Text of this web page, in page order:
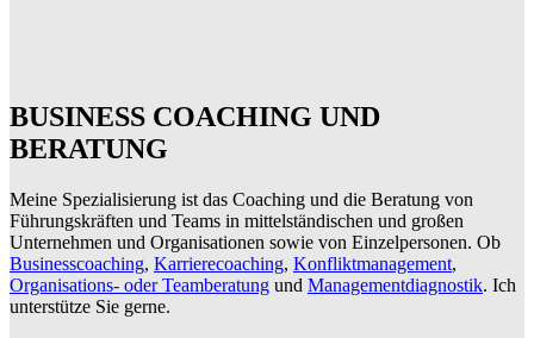
BUSINESS COACHING UND
BERATUNG
Meine Spezialisierung ist das Coaching und die Beratung von
Führungskräften und Teams in mittelständischen und großen
Unternehmen und Organisationen sowie von Einzelpersonen. Ob
Businesscoaching, Karrierecoaching, Konfliktmanagement,
Organisations- oder Teamberatung und Managementdiagnostik. Ich
unterstütze Sie gerne.